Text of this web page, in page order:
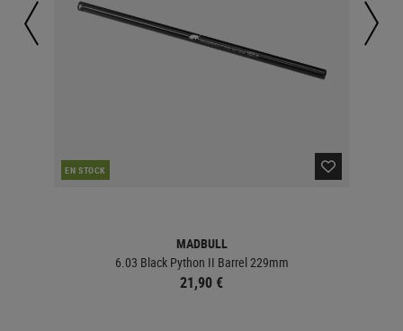
EN STOCK
MADBULL
6.03 Black Python II Barrel 229mm
21,90 €